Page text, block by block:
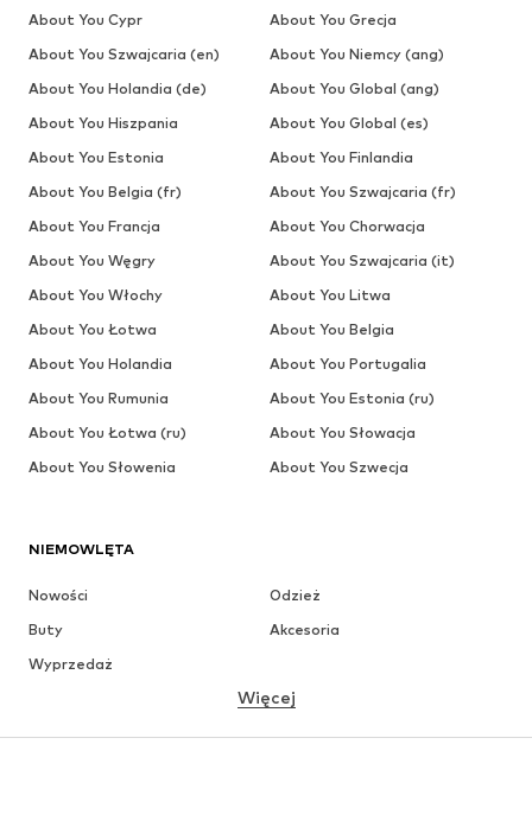
NIEMOWLĘTA
Nowości
Odzież
Buty
Akcesoria
Wyprzedaż
Więcej
About You Cypr
About You Grecja
About You Szwajcaria (en)
About You Niemcy (ang)
About You Holandia (de)
About You Global (ang)
About You Hiszpania
About You Global (es)
About You Estonia
About You Finlandia
About You Belgia (fr)
About You Szwajcaria (fr)
About You Francja
About You Chorwacja
About You Węgry
About You Szwajcaria (it)
About You Włochy
About You Litwa
About You Łotwa
About You Belgia
About You Holandia
About You Portugalia
About You Rumunia
About You Estonia (ru)
About You Łotwa (ru)
About You Słowacja
About You Słowenia
About You Szwecja